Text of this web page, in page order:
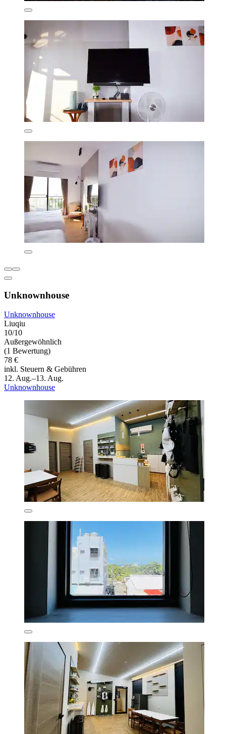
Unknownhouse
Unknownhouse
Liuqiu
10/10
Außergewöhnlich
(1 Bewertung)
78 €
inkl. Steuern & Gebühren
12. Aug.–13. Aug.
Unknownhouse